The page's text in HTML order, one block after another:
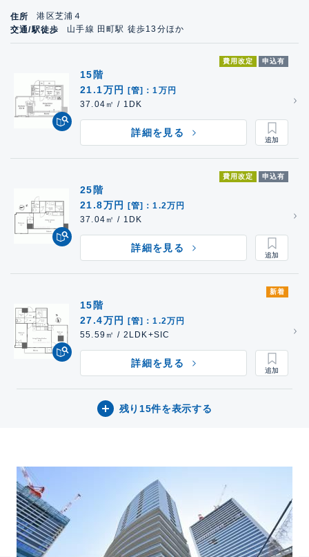
住所
港区芝浦４
交通/駅徒歩
山手線 田町駅 徒歩13分ほか
費用改定 申込有
15階
21.1万円
[管]：1万円
37.04㎡ / 1DK
詳細を見る
費用改定 申込有
25階
21.8万円
[管]：1.2万円
37.04㎡ / 1DK
詳細を見る
新着
15階
27.4万円
[管]：1.2万円
55.59㎡ / 2LDK+SIC
詳細を見る
残り15件を表示する